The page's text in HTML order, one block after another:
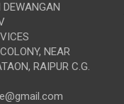
NEAR
RAIPUR C.G.